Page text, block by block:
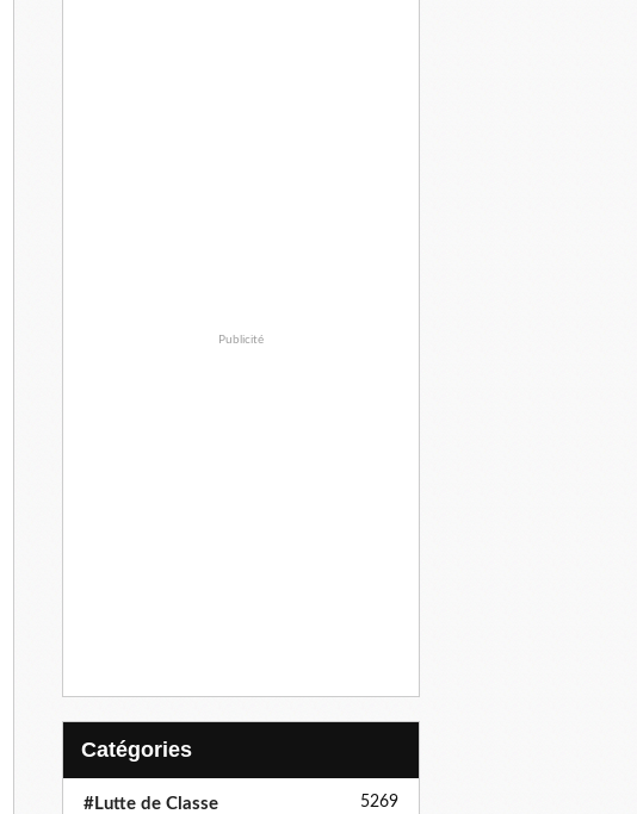
Publicité
Catégories
#Lutte de Classe 5269